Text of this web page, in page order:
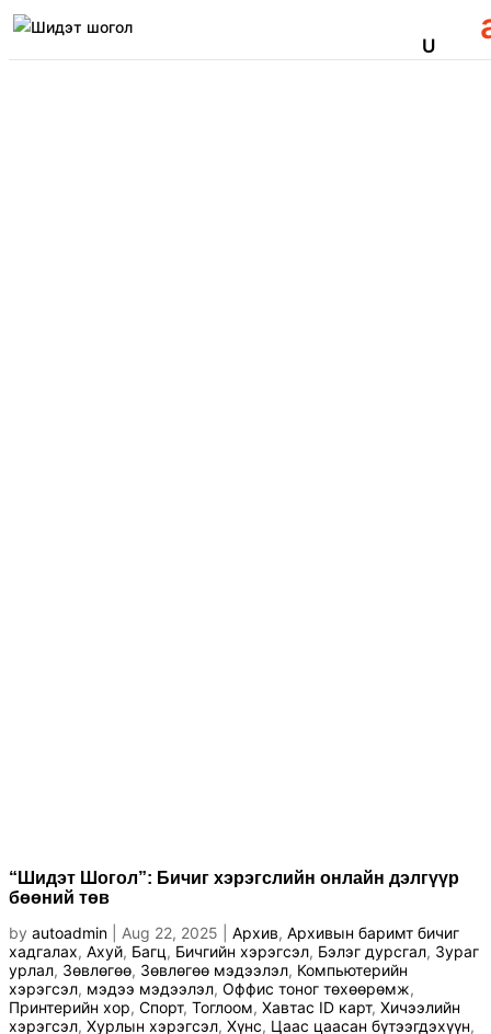
“Шидэт Шогол”: Бичиг хэрэгслийн онлайн дэлгүүр
бөөний төв
by autoadmin Aug 22, 2025 Архив, Архивын баримт бичиг
хадгалах, Ахуй, Багц, Бичгийн хэрэгсэл, Бэлэг дурсгал, Зураг
урлал, Зөвлөгөө, Зөвлөгөө мэдээлэл, Компьютерийн
хэрэгсэл, мэдээ мэдээлэл, Оффис тоног төхөөрөмж,
Принтерийн хор, Спорт, Тоглоом, Хавтас ID карт, Хичээлийн
хэрэгсэл, Хурлын хэрэгсэл, Хүнс, Цаас цаасан бүтээгдэхүүн,